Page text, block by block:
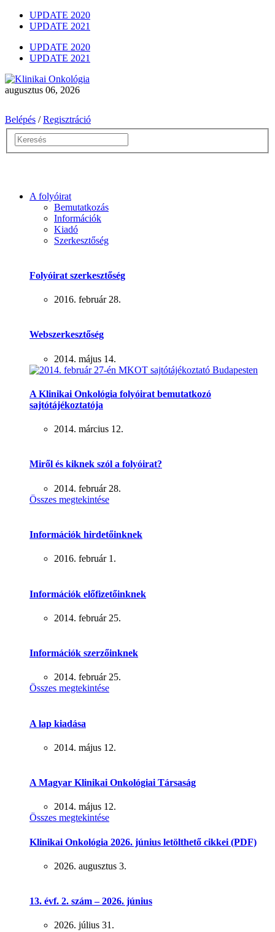
UPDATE 2020
UPDATE 2021
UPDATE 2020
UPDATE 2021
augusztus 06, 2026
Belépés / Regisztráció
A folyóirat
Bemutatkozás
Információk
Kiadó
Szerkesztőség
Folyóirat szerkesztőség
2016. február 28.
Webszerkesztőség
2014. május 14.
A Klinikai Onkológia folyóirat bemutatkozó
sajtótájékoztatója
2014. március 12.
Miről és kiknek szól a folyóirat?
2014. február 28.
Összes megtekintése
Információk hirdetőinknek
2016. február 1.
Információk előfizetőinknek
2014. február 25.
Információk szerzőinknek
2014. február 25.
Összes megtekintése
A lap kiadása
2014. május 12.
A Magyar Klinikai Onkológiai Társaság
2014. május 12.
Összes megtekintése
Klinikai Onkológia 2026. június letölthető cikkei (PDF)
2026. augusztus 3.
13. évf. 2. szám – 2026. június
2026. július 31.